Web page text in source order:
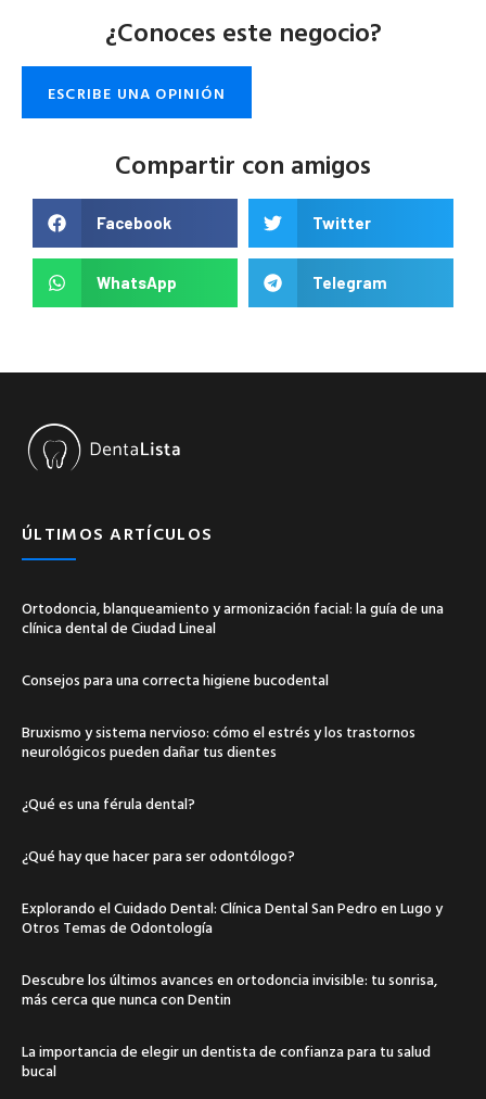
¿Conoces este negocio?
ESCRIBE UNA OPINIÓN
Compartir con amigos
Facebook Twitter
WhatsApp Telegram
ÚLTIMOS ARTÍCULOS
Ortodoncia, blanqueamiento y armonización facial: la guía de una
clínica dental de Ciudad Lineal
Consejos para una correcta higiene bucodental
Bruxismo y sistema nervioso: cómo el estrés y los trastornos
neurológicos pueden dañar tus dientes
¿Qué es una férula dental?
¿Qué hay que hacer para ser odontólogo?
Explorando el Cuidado Dental: Clínica Dental San Pedro en Lugo y
Otros Temas de Odontología
Descubre los últimos avances en ortodoncia invisible: tu sonrisa,
más cerca que nunca con Dentin
La importancia de elegir un dentista de confianza para tu salud
bucal